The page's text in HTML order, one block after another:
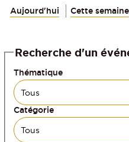
Aujourd'hui Cette semaine
Recherche d'un
Thématique
Catégorie